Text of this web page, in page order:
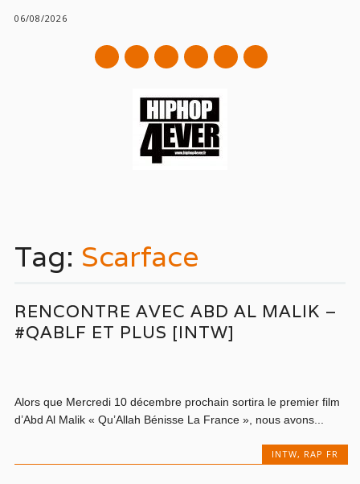
06/08/2026
mail
content
Tag: Scarface
RENCONTRE AVEC ABD AL MALIK –
#QABLF ET PLUS [INTW]
Alors que Mercredi 10 décembre prochain sortira le premier film
d’Abd Al Malik « Qu’Allah Bénisse La France », nous avons...
INTW, RAP FR